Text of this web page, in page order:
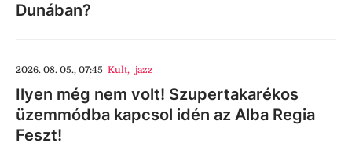
Dunában?
2026. 08. 05., 07:45 Kult, jazz
Ilyen még nem volt! Szupertakarékos
üzemmódba kapcsol idén az Alba Regia
Feszt!